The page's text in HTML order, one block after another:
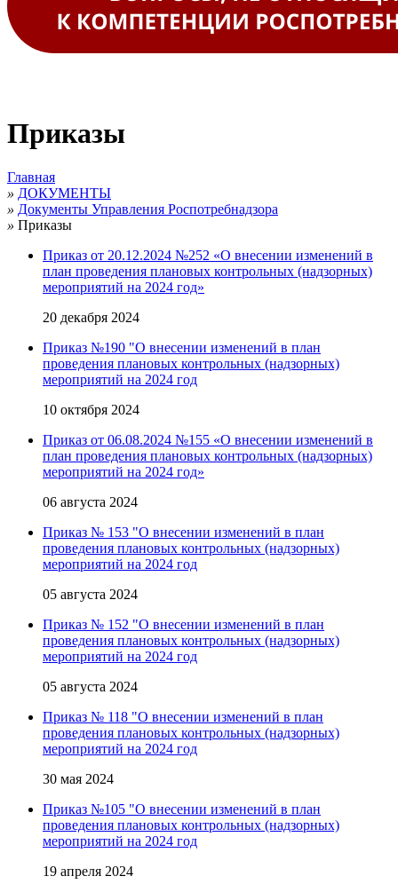
Приказы
Главная
» ДОКУМЕНТЫ
» Документы Управления Роспотребнадзора
» Приказы
Приказ от 20.12.2024 №252 «О внесении изменений в
план проведения плановых контрольных (надзорных)
мероприятий на 2024 год»
20 декабря 2024
Приказ №190 "О внесении изменений в план
проведения плановых контрольных (надзорных)
мероприятий на 2024 год
10 октября 2024
Приказ от 06.08.2024 №155 «О внесении изменений в
план проведения плановых контрольных (надзорных)
мероприятий на 2024 год»
06 августа 2024
Приказ № 153 "О внесении изменений в план
проведения плановых контрольных (надзорных)
мероприятий на 2024 год
05 августа 2024
Приказ № 152 "О внесении изменений в план
проведения плановых контрольных (надзорных)
мероприятий на 2024 год
05 августа 2024
Приказ № 118 "О внесении изменений в план
проведения плановых контрольных (надзорных)
мероприятий на 2024 год
30 мая 2024
Приказ №105 "О внесении изменений в план
проведения плановых контрольных (надзорных)
мероприятий на 2024 год
19 апреля 2024